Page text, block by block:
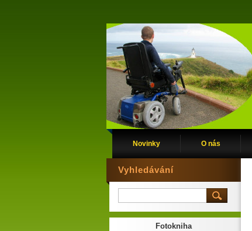
Novinky O nás
Vyhledávání
Fotokniha